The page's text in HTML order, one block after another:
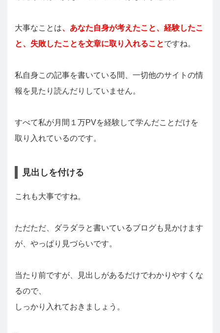
大事なことは、あなた自身が考えたこと、経験したこ
と、失敗したことを文章に取り入れることですね。
私自身この記事を書いている間、一切他のサイトの情
報を見たり読んだりしていません。
すべて私が月間１万PVを経験して学んだことだけを
取り入れているのです。
見出しを付ける
これも大事ですね。
ただただ、ダラダラと書いているブログも見かけます
が、やっぱり見づらいです。
当たり前ですが、見出しがあるだけでわかりやすくな
るので、
しっかり入れておきましょう。